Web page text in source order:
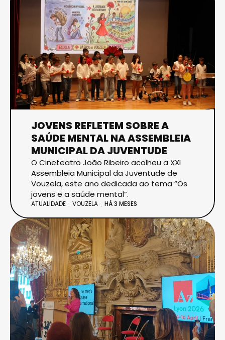
JOVENS REFLETEM SOBRE A
SAÚDE MENTAL NA ASSEMBLEIA
MUNICIPAL DA JUVENTUDE
O Cineteatro João Ribeiro acolheu a XXI
Assembleia Municipal da Juventude de
Vouzela, este ano dedicada ao tema “Os
jovens e a saúde mental”.
ATUALIDADE VOUZELA HÁ 3 MESES